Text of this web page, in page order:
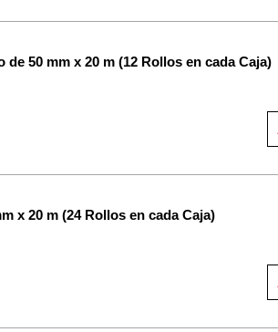
50 mm x 20 m (12 Rollos en cada Caja)
x 20 m (24 Rollos en cada Caja)